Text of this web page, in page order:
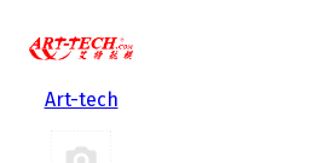
Art-tech